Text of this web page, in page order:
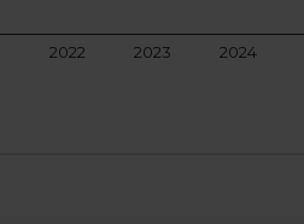
2022 2023 2024